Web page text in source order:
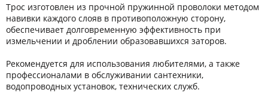
Трос изготовлен из прочной пружинной проволоки методом
навивки каждого слояв в противоположную сторону,
обеспечивает долговременную эффективность при
измельчении и дроблении образовавшихся заторов.
Рекомендуется для использования любителями, а также
профессионалами в обслуживании сантехники,
водопроводных установок, технических служб.